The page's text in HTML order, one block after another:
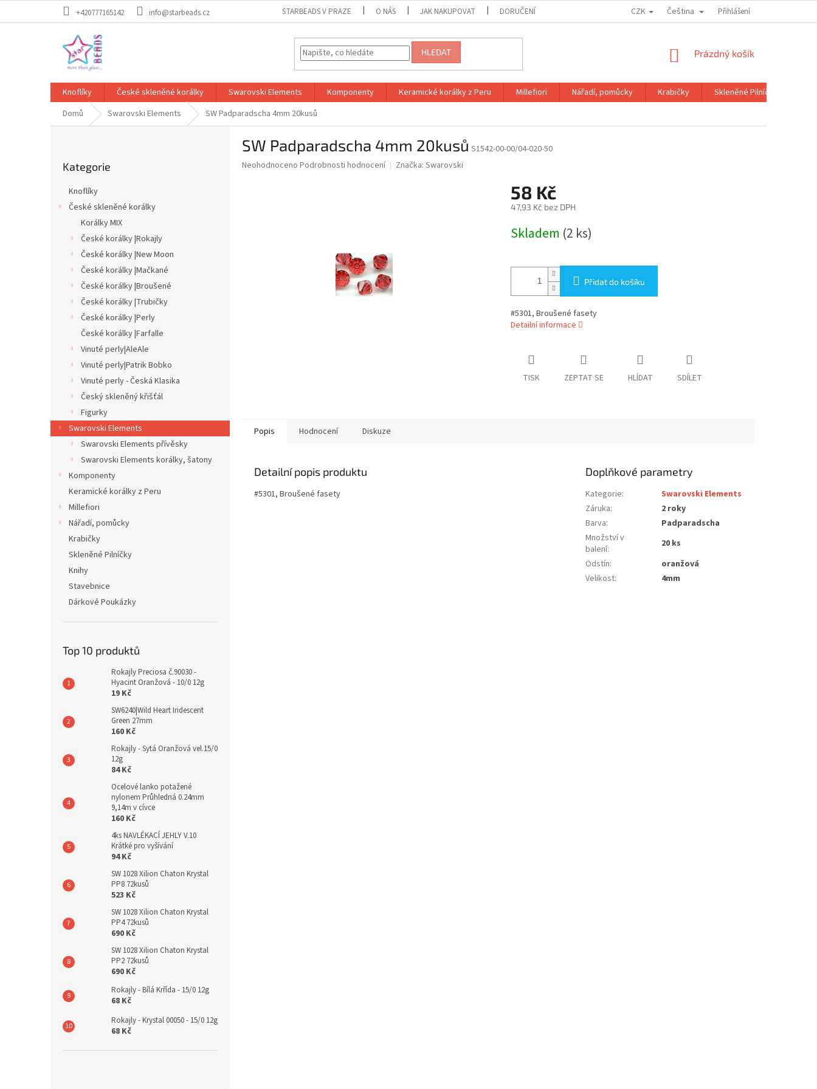
+420777165142 info@starbeads.cz STARBEADS V PRAZE O NÁS JAK NAKUPOVAT DORUČENÍ OBCHODNÍ PODMÍNKY GDPR
CZK Čeština Přihlášení
HLEDAT
NÁKUPNÍ
Prázdný košík
Knoflíky České skleněné korálky Swarovski Elements Komponenty Keramické korálky z Peru Millefiori Nářadí, pomůcky Krabičky Skleněné Pilníčky
Domů
Swarovski Elements SW Padparadscha 4mm 20kusů
kategorie
Kategorie
Knoflíky
České skleněné korálky
Korálky MIX
České korálky |Rokajly
České korálky |New Moon
České korálky |Mačkané
České korálky |Broušené
České korálky |Trubičky
České korálky |Perly
České korálky |Farfalle
Vinuté perly|AleAle
Vinuté perly|Patrik Bobko
Vinuté perly - Česká Klasika
Český skleněný křišťál
Figurky
Swarovski Elements
Swarovski Elements přívěsky
Swarovski Elements korálky, šatony
Komponenty
Keramické korálky z Peru
Millefiori
Nářadí, pomůcky
Krabičky
Skleněné Pilníčky
Knihy
Stavebnice
Dárkové Poukázky
Top 10 produktů
Rokajly Preciosa č.90030 -
Hyacint Oranžová - 10/0 12g
19 Kč
SW6240|Wild Heart Iridescent
Green 27mm
160 Kč
Rokajly - Sytá Oranžová vel.15/0
12g
84 Kč
Ocelové lanko potažené
nylonem Průhledná 0.24mm
9,14m v cívce
160 Kč
4ks NAVLÉKACÍ JEHLY V.10
Krátké pro vyšívání
94 Kč
SW 1028 Xilion Chaton Krystal
PP8 72kusů
523 Kč
SW 1028 Xilion Chaton Krystal
PP4 72kusů
690 Kč
SW 1028 Xilion Chaton Krystal
PP2 72kusů
690 Kč
Rokajly - Bílá Krřída - 15/0 12g
68 Kč
Rokajly - Krystal 00050 - 15/0 12g
68 Kč
SW Padparadscha 4mm 20kusů S1542-00-00/04-020-50
Průměrné
Neohodnoceno Podrobnosti hodnocení Značka: Swarovski
58 Kč
47,93 Kč bez DPH
cena:
Skladem (2 ks)
Přidat do košíku
#5301, Broušené fasety
Detailní informace
TISK ZEPTAT SE HLÍDAT SDÍLET
Popis Hodnocení Diskuze
Detailní popis produktu
#5301, Broušené fasety
Doplňkové parametry
Kategorie:
Swarovski Elements
Záruka:
2 roky
Barva:
Padparadscha
Množství v
balení:
20 ks
Odstín:
oranžová
Velikost: 4mm